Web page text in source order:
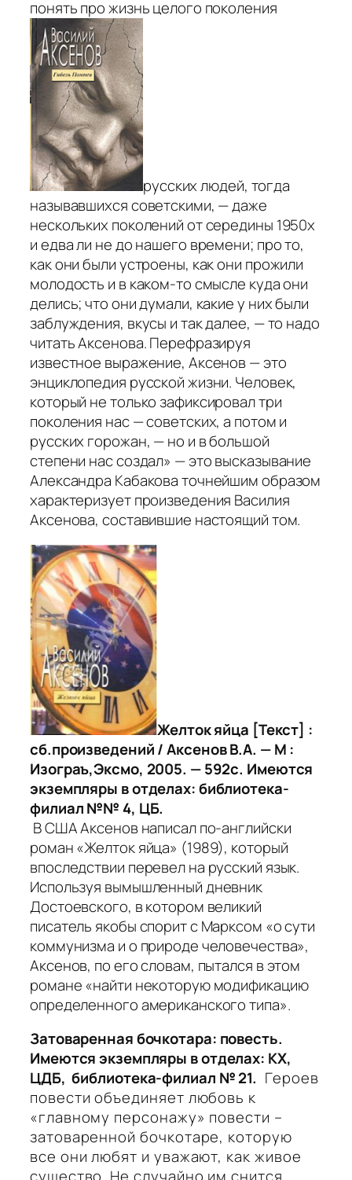
понять про жизнь целого поколения
русских людей, тогда
называвшихся советскими, — даже
нескольких поколений от середины 1950х
и едва ли не до нашего времени; про то,
как они были устроены, как они прожили
молодость и в каком-то смысле куда они
делись; что они думали, какие у них были
заблуждения, вкусы и так далее, — то надо
читать Аксенова. Перефразируя
известное выражение, Аксенов — это
энциклопедия русской жизни. Человек,
который не только зафиксировал три
поколения нас — советских, а потом и
русских горожан, — но и в большой
степени нас создал» — это высказывание
Александра Кабакова точнейшим образом
характеризует произведения Василия
Аксенова, составившие настоящий том.
Желток яйца [Текст] :
сб.произведений / Аксенов В.А. — М :
Изограъ,Эксмо, 2005. — 592с. Имеются
экземпляры в отделах: библиотека-
филиал №№ 4, ЦБ.
В США Аксенов написал по-английски
роман «Желток яйца» (1989), который
впоследствии перевел на русский язык.
Используя вымышленный дневник
Достоевского, в котором великий
писатель якобы спорит с Марксом «о сути
коммунизма и о природе человечества»,
Аксенов, по его словам, пытался в этом
романе «найти некоторую модификацию
определенного американского типа».
Затоваренная бочкотара: повесть.
Имеются экземпляры в отделах: КХ,
ЦДБ, библиотека-филиал № 21. Героев
повести объединяет любовь к
«главному персонажу» повести –
затоваренной бочкотаре, которую
все они любят и уважают, как живое